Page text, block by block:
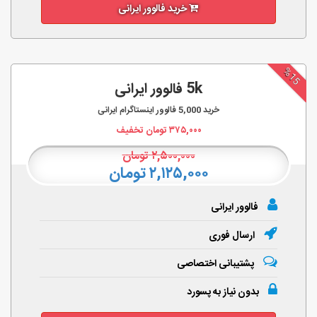
خرید فالوور ایرانی
%15
5k فالوور ایرانی
خرید5,000فالوور اینستاگرام ایرانی
۳۷۵,۰۰۰تومان تخفیف
۲,۵۰۰,۰۰۰تومان
۲,۱۲۵,۰۰۰ تومان
فالوور ایرانی
ارسال فوری
پشتیبانی اختصاصی
بدون نیاز به پسورد